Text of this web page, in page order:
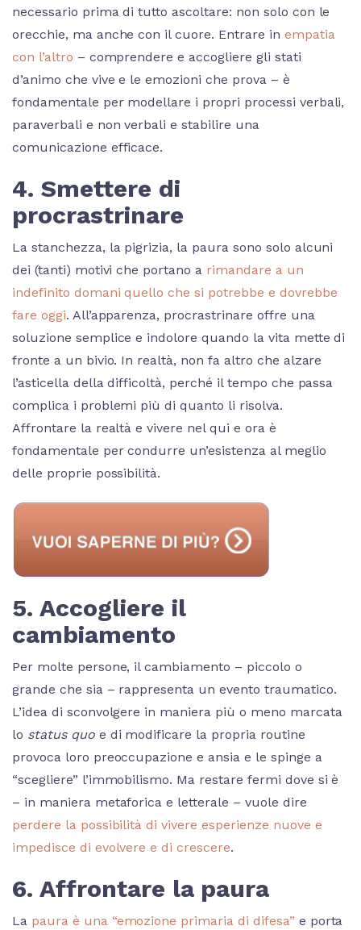
necessario prima di tutto ascoltare: non solo con le
orecchie, ma anche con il cuore. Entrare in empatia
con l’altro – comprendere e accogliere gli stati
d’animo che vive e le emozioni che prova – è
fondamentale per modellare i propri processi verbali,
paraverbali e non verbali e stabilire una
comunicazione efficace.
4. Smettere di
procrastrinare
La stanchezza, la pigrizia, la paura sono solo alcuni
dei (tanti) motivi che portano a rimandare a un
indefinito domani quello che si potrebbe e dovrebbe
fare oggi. All’apparenza, procrastrinare offre una
soluzione semplice e indolore quando la vita mette di
fronte a un bivio. In realtà, non fa altro che alzare
l’asticella della difficoltà, perché il tempo che passa
complica i problemi più di quanto li risolva.
Affrontare la realtà e vivere nel qui e ora è
fondamentale per condurre un’esistenza al meglio
delle proprie possibilità.
5. Accogliere il
cambiamento
Per molte persone, il cambiamento – piccolo o
grande che sia – rappresenta un evento traumatico.
L’idea di sconvolgere in maniera più o meno marcata
lo status quoe di modificare la propria routine
provoca loro preoccupazione e ansia e le spinge a
“scegliere” l’immobilismo. Ma restare fermi dove si è
– in maniera metaforica e letterale – vuole dire
perdere la possibilità di vivere esperienze nuove e
impedisce di evolvere e di crescere.
6. Affrontare la paura
La paura è una “emozione primaria di difesa” e porta